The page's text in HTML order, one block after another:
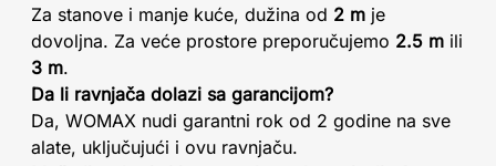
Za stanove i manje kuće, dužina od 2 m je
dovoljna. Za veće prostore preporučujemo 2.5 m ili
3 m.
Da li ravnjača dolazi sa garancijom?
Da, WOMAX nudi garantni rok od 2 godine na sve
alate, uključujući i ovu ravnjaču.